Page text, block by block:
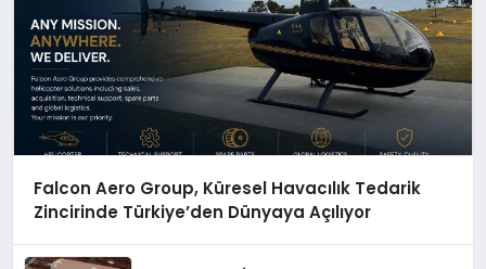
Falcon Aero Group, Küresel Havacılık Tedarik
Zincirinde Türkiye’den Dünyaya Açılıyor